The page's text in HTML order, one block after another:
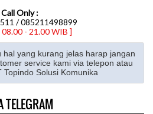
Call Only :
/ 085211498899
- 21.00 WIB ]
yang kurang jelas harap jangan
service kami via telepon atau
Topindo Solusi Komunika
TELEGRAM